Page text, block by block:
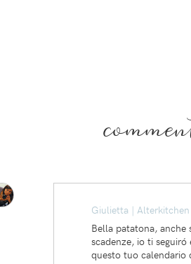
Giulietta | Alterkitchen
Bella patatona, anche
scadenze, io ti
questo tuo calendario